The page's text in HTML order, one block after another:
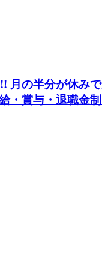
月の半分が休み
・賞与・退職